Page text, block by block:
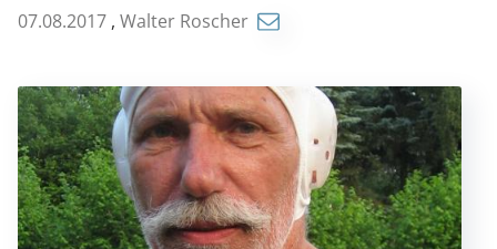
07.08.2017 , Walter Roscher